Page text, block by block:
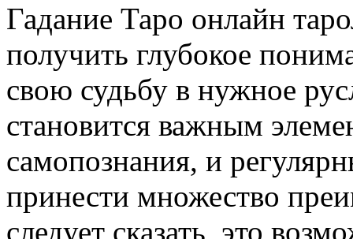
Гадание Таро онлайн
получить глубокое
свою судьбу в нужное
становится важным
самопознания, и
принести множество
следует сказать, это